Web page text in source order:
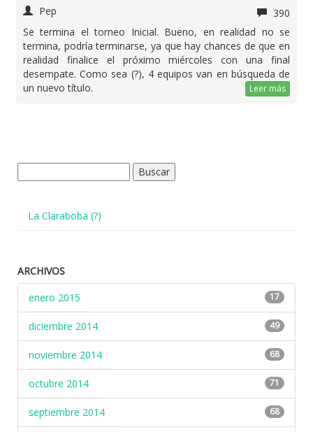
Pep
390
Se termina el torneo Inicial. Bueno, en realidad no se
termina, podría terminarse, ya que hay chances de que en
realidad finalice el próximo miércoles con una final
desempate. Como sea (?), 4 equipos van en búsqueda de
un nuevo título.
Leer más
La Claraboba (?)
ARCHIVOS
enero 2015
17
diciembre 2014 49
noviembre 2014 68
octubre 2014 71
septiembre 2014 68